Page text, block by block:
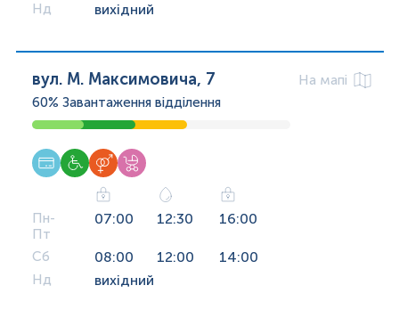
Нд вихідний
вул. М. Максимовича, 7
На мапі
60% Завантаження відділення
Пн-
Пт
07:00 12:30 16:00
Сб 08:00 12:00 14:00
Нд вихідний